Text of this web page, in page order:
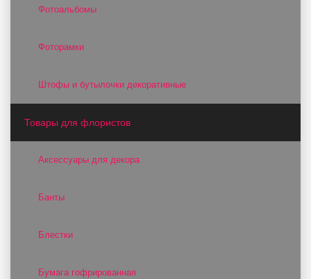
Фотоальбомы
Фоторамки
Штофы и бутылочки декоративные
Товары для флористов
Аксессуары для декора
Банты
Блестки
Бумага гофрированная